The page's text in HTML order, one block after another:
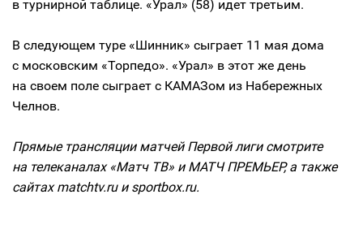
в турнирной таблице. «Урал» (58) идет третьим.
В следующем туре «Шинник» сыграет 11 мая дома
с московским «Торпедо». «Урал» в этот же день
на своем поле сыграет с КАМАЗом из Набережных
Челнов.
Прямые трансляции матчей Первой лиги смотрите
на телеканалах «Матч ТВ» и МАТЧ ПРЕМЬЕР, а также
сайтах matchtv.ru и sportbox.ru.